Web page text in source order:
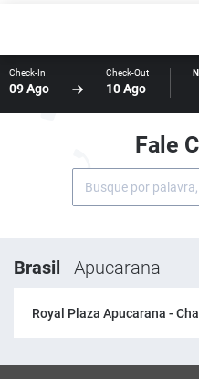
Check-In
09 Ago
Check-Out
10 Ago
Fale
Brasil Apucarana
Royal Plaza Apucarana -